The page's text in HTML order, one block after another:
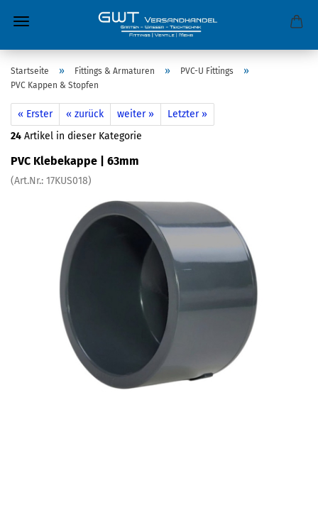
Startseite » Fittings & Armaturen » PVC-U Fittings »
PVC Kappen & Stopfen
« Erster « zurück weiter »
Letzter »
24 Artikel in dieser Kategorie
PVC Klebekappe | 63mm
(Art.Nr.: 17KUS018)